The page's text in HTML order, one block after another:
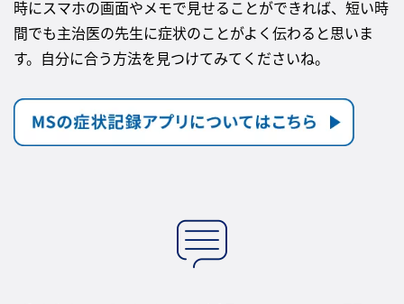
時にスマホの画面やメモで見せることができれば、短い時
間でも主治医の先生に症状のことがよく伝わると思いま
す。自分に合う方法を見つけてみてくださいね。